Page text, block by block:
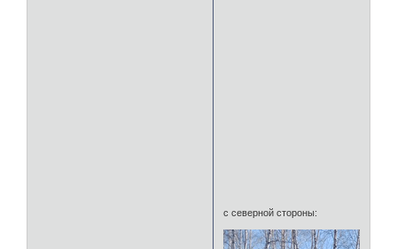
с северной стороны: